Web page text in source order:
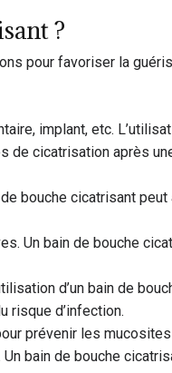
?
pour favoriser la
implant, etc.
de cicatrisation après
bouche cicatrisant
Un bain de bouche
d’un bain de
risque d’infection.
prévenir les
bain de bouche